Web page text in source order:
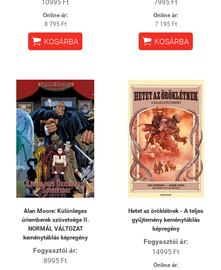
10995 Ft
Online ár:
8 795 Ft
 KOSÁRBA
7995 Ft
Online ár:
7 195 Ft
 KOSÁRBA
Alan Moore: Különleges
úriemberek szövetsége II.
NORMÁL VÁLTOZAT
keménytáblás képregény
Fogyasztói ár:
8995 Ft
Hetet az öröklétnek - A teljes
gyűjtemény keménytáblás
képregény
Fogyasztói ár:
14995 Ft
Online ár: